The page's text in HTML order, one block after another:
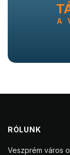
A
RÓLUNK
Veszprém város